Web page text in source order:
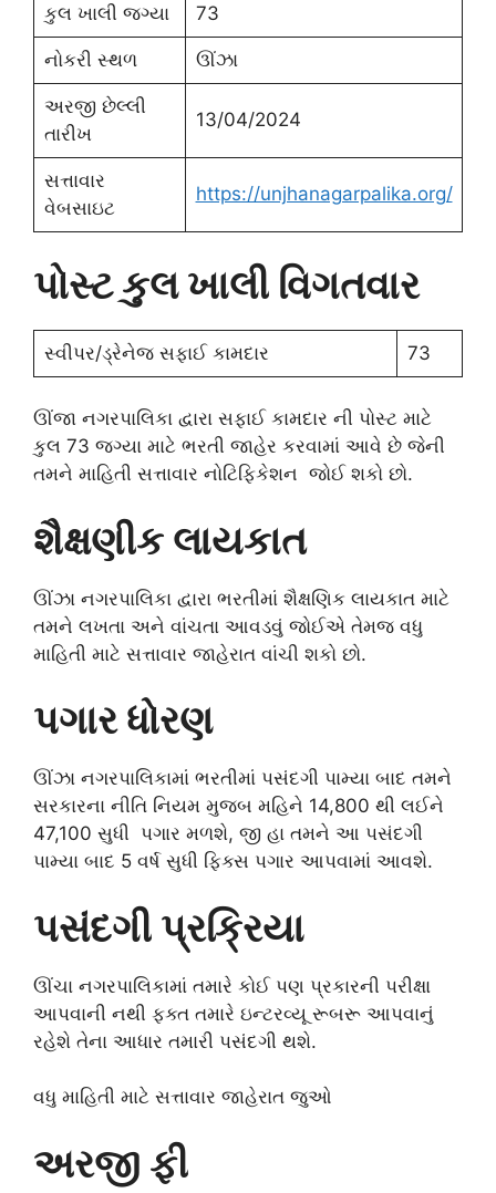
કુલ ખાલી જગ્યા 73
નોકરી સ્થળ ઊંઝા
અરજી છેલ્લી
તારીખ
13/04/2024
સત્તાવાર
વેબસાઇટ
https://unjhanagarpalika.org/
પોસ્ટ કુલ ખાલી વિગતવાર
સ્વીપર/ડ્રેનેજ સફાઈ કામદાર 73
ઊંજા નગરપાલિકા દ્વારા સફાઈ કામદાર ની પોસ્ટ માટે
કુલ 73 જગ્યા માટે ભરતી જાહેર કરવામાં આવે છે જેની
તમને માહિતી સત્તાવાર નોટિફિકેશન જોઈ શકો છો.
શૈક્ષણીક લાયકાત
ઊંઝા નગરપાલિકા દ્વારા ભરતીમાં શૈક્ષણિક લાયકાત માટે
તમને લખતા અને વાંચતા આવડવું જોઈએ તેમજ વધુ
માહિતી માટે સત્તાવાર જાહેરાત વાંચી શકો છો.
પગાર ધોરણ
ઊંઝા નગરપાલિકામાં ભરતીમાં પસંદગી પામ્યા બાદ તમને
સરકારના નીતિ નિયમ મુજબ મહિને 14,800 થી લઈને
47,100 સુધી પગાર મળશે, જી હા તમને આ પસંદગી
પામ્યા બાદ 5 વર્ષ સુધી ફિક્સ પગાર આપવામાં આવશે.
પસંદગી પ્રક્રિયા
ઊંચા નગરપાલિકામાં તમારે કોઈ પણ પ્રકારની પરીક્ષા
આપવાની નથી ફક્ત તમારે ઇન્ટરવ્યૂ રૂબરૂ આપવાનું
રહેશે તેના આધાર તમારી પસંદગી થશે.
વધુ માહિતી માટે સત્તાવાર જાહેરાત જુઓ
અરજી ફી